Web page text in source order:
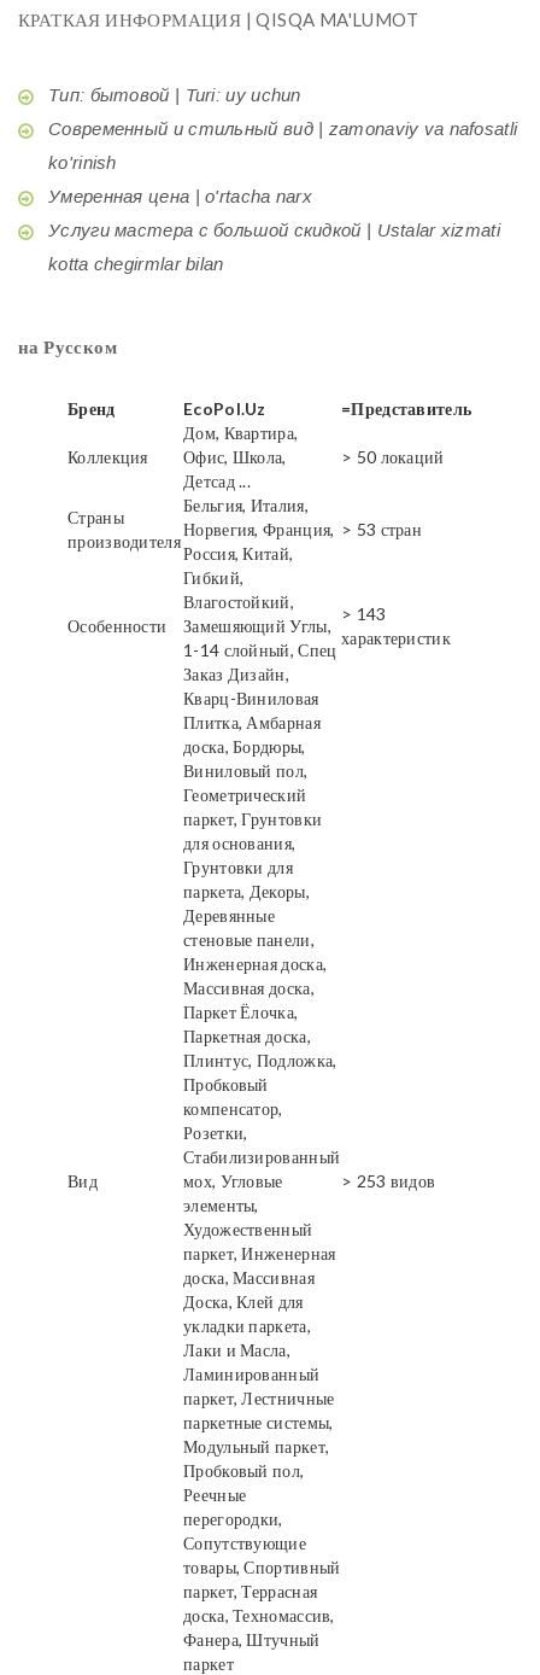
КРАТКАЯ ИНФОРМАЦИЯ | QISQA MA'LUMOT
Тип: бытовой | Turi: uy uchun
Современный и стильный вид | zamonaviy va nafosatli
ko'rinish
Умеренная цена | o'rtacha narx
Услуги мастера с большой скидкой | Ustalar xizmati
kotta chegirmlar bilan
на Русском
Бренд EcoPol.Uz =Представитель
Коллекция
Дом, Квартира,
Офис, Школа,
Детсад ...
> 50 локаций
Страны
производителя
Бельгия, Италия,
Норвегия, Франция,
Россия, Китай,
> 53 стран
Особенности
Гибкий,
Влагостойкий,
Замешяющий Углы,
1-14 слойный, Спец
Заказ Дизайн,
> 143
характеристик
Вид
Кварц-Виниловая
Плитка, Амбарная
доска, Бордюры,
Виниловый пол,
Геометрический
паркет, Грунтовки
для основания,
Грунтовки для
паркета, Декоры,
Деревянные
стеновые панели,
Инженерная доска,
Массивная доска,
Паркет Ёлочка,
Паркетная доска,
Плинтус, Подложка,
Пробковый
компенсатор,
Розетки,
Стабилизированный
мох, Угловые
элементы,
Художественный
паркет, Инженерная
доска, Массивная
Доска, Клей для
укладки паркета,
Лаки и Масла,
Ламинированный
паркет, Лестничные
паркетные системы,
Модульный паркет,
Пробковый пол,
Реечные
перегородки,
Сопутствующие
товары, Спортивный
паркет, Террасная
доска, Техномассив,
Фанера, Штучный
паркет
> 253 видов